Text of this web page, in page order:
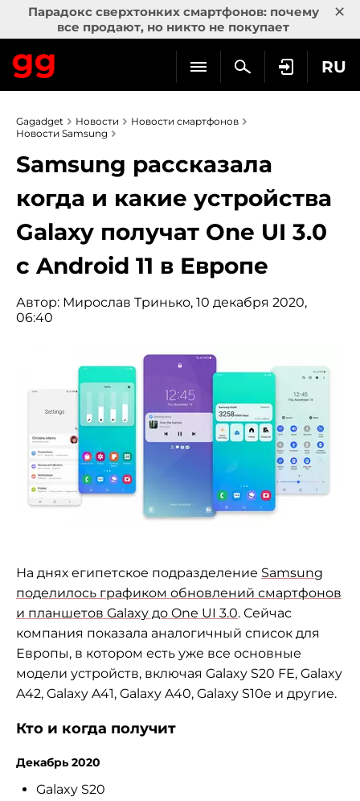
Парадокс сверхтонких смартфонов: почему
все продают, но никто не покупает
×
RU
Gagadget Новости
Новости смартфонов
Новости Samsung
Samsung рассказала
когда и какие устройства
Galaxy получат One UI 3.0
с Android 11 в Европе
Автор: Мирослав Тринько, 10 декабря 2020,
06:40
На днях египетское подразделение Samsung
поделилось графиком обновлений смартфонов
и планшетов Galaxy до One UI 3.0. Сейчас
компания показала аналогичный список для
Европы, в котором есть уже все основные
модели устройств, включая Galaxy S20 FE, Galaxy
A42, Galaxy A41, Galaxy A40, Galaxy S10e и другие.
Кто и когда получит
Декабрь 2020
Galaxy S20